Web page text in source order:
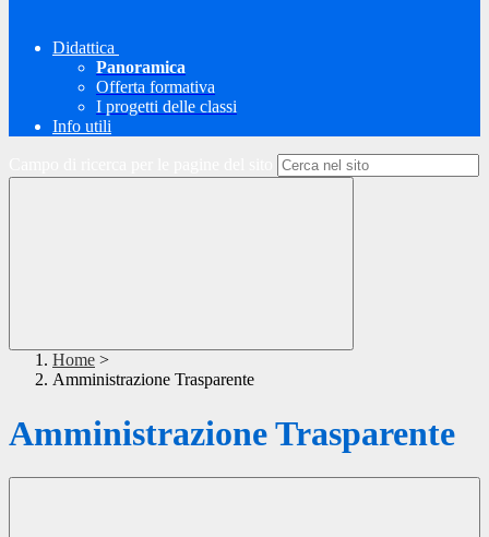
Didattica
Panoramica
Offerta formativa
I progetti delle classi
Info utili
Home >
Amministrazione Trasparente
Amministrazione Trasparente